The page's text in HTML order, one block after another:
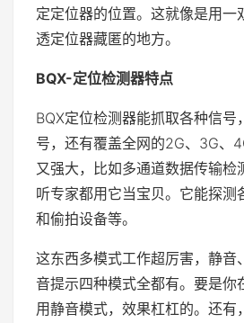
定定位器的位置。这就像是用一
透定位器藏匿的地方。
BQX-定位检测器特点
BQX定位检测器能抓取各种信
号，还有覆盖全网的2G、3G、
又强大，比如多通道数据传输检
听专家都用它当宝贝。它能探测
和偷拍设备等。
这东西多模式工作超厉害，静音
音提示四种模式全都有。要是你
用静音模式，效果杠杠的。还有